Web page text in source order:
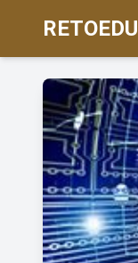
RETOEDU